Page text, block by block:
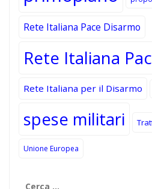
Rete Italiana Pace Disarmo
Rete Italiana
Rete Italiana per il Disarmo
spese militari
Unione Europea